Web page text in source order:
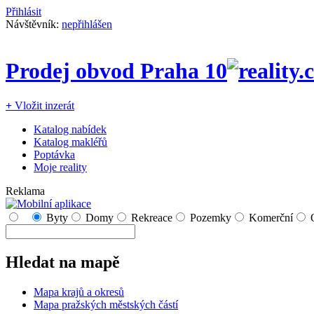
Přihlásit
Návštěvník: nepřihlášen
Prodej obvod Praha 10
+ Vložit inzerát
Katalog nabídek
Katalog makléřů
Poptávka
Moje reality
Reklama
Byty Domy Rekreace Pozemky Komerční
Hledat na mapě
Mapa krajů a okresů
Mapa pražských městských částí